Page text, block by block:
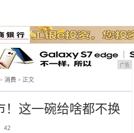
广告
>消费 > 正文
！这一碗给啥都不换
42